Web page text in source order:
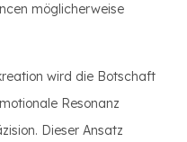
möglicherweise
wird die Botschaft
Resonanz
Dieser Ansatz